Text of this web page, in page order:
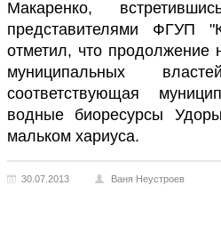
Макаренко,
представителями ФГУП
отметил, что продолжение
муниципальных
соответствующая
водные биоресурсы
мальком хариуса.
30.07.2013 Ваня Неустроев